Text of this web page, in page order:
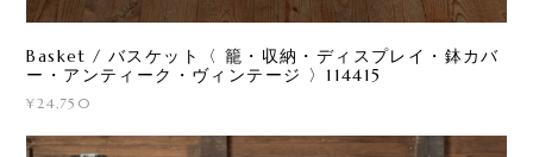
Basket / バスケット〈 籠・収納・ディスプレイ・鉢カバ
ー・アンティーク・ヴィンテージ 〉114415
¥24,750